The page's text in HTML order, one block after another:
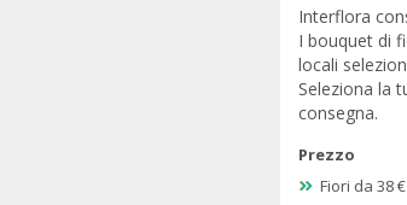
Interflora
I bouquet di
locali
Seleziona la
consegna.
Prezzo
Fiori da 38 €